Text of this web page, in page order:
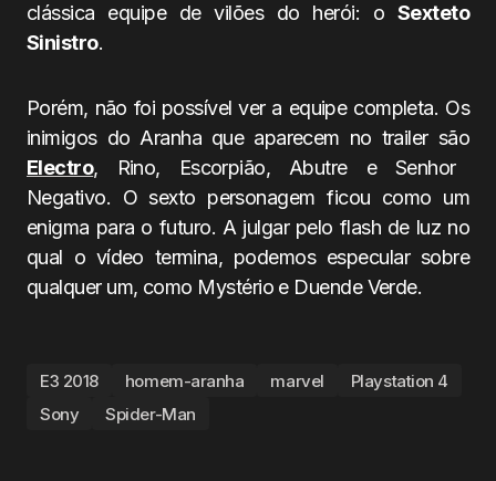
clássica equipe de vilões do herói: o Sexteto
Sinistro.
Porém, não foi possível ver a equipe completa. Os
inimigos do Aranha que aparecem no trailer são
Electro, Rino, Escorpião, Abutre e Senhor
Negativo. O sexto personagem ficou como um
enigma para o futuro. A julgar pelo flash de luz no
qual o vídeo termina, podemos especular sobre
qualquer um, como Mystério e Duende Verde.
E3 2018 homem-aranha marvel
Playstation 4
Sony
Spider-Man